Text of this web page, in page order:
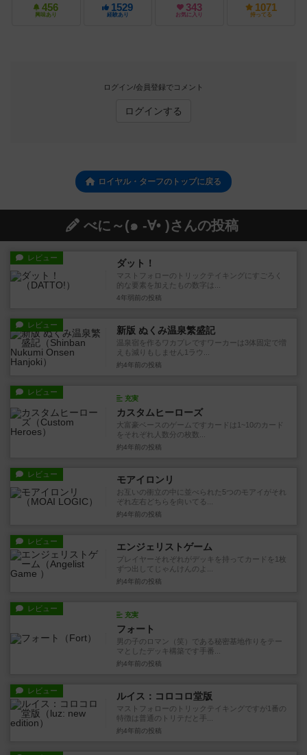
456
興味あり
1529
経験あり
343
お気に入り
1071
持ってる
ログイン/会員登録でコメント
ログインする
ロイヤル・ターフのトップに戻る
べに～(๑ -∀• )さんの投稿
レビュー ダット！
マストフォローのトリックテイキングにすごろく
的な要素を加えたもの数字は...
4年弱前 の投稿
レビュー 新版 ぬくみ温泉繁盛記
温泉宿を作るワカプレですワーカーは3体固定で増
えも減りもしません1ラウ...
約4年前 の投稿
レビュー
充実
カスタムヒーローズ
大富豪ベースのゲームですカードは1~10のカード
をそれぞれ人数分の枚数...
約4年前 の投稿
レビュー モアイロンリ
お互いの衝立の中に並べられた5つのモアイがそれ
ぞれ左右どちらを向いてる...
約4年前 の投稿
レビュー エンジェリストゲーム
プレイヤーそれぞれがデッキを持ってカードを1枚
ずつ出してじゃんけんのよ...
約4年前 の投稿
レビュー
充実
フォート
男の子のロマン（笑）である秘密基地作りをテー
マとしたデッキ構築です手番...
約4年前 の投稿
レビュー ルイス：コロコロ堂版
マストフォローのトリックテイキングですが1番の
特徴は普通のトリテだと手...
約4年前 の投稿